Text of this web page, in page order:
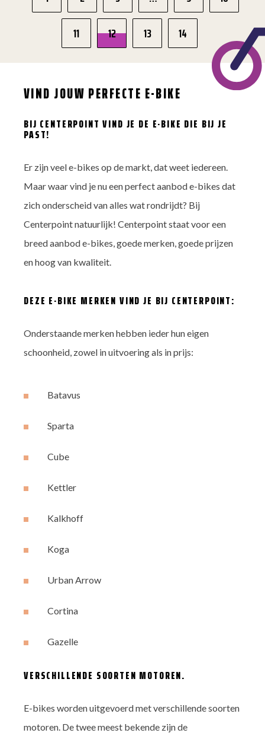
variaties.
Deze
optie
kan
gekozen
op
de
11
12 13 14
VIND JOUW PERFECTE E-BIKE
BIJ CENTERPOINT VIND JE DE E-BIKE DIE BIJ JE
PAST!
Er zijn veel e-bikes op de markt, dat weet iedereen.
Maar waar vind je nu een perfect aanbod e-bikes dat
zich onderscheid van alles wat rondrijdt? Bij
Centerpoint natuurlijk! Centerpoint staat voor een
breed aanbod e-bikes, goede merken, goede prijzen
en hoog van kwaliteit.
DEZE E-BIKE MERKEN VIND JE BIJ CENTERPOINT:
Onderstaande merken hebben ieder hun eigen
schoonheid, zowel in uitvoering als in prijs:
Batavus
Sparta
Cube
Kettler
Kalkhoff
Koga
Urban Arrow
Cortina
Gazelle
VERSCHILLENDE SOORTEN MOTOREN.
E-bikes worden uitgevoerd met verschillende soorten
motoren. De twee meest bekende zijn de